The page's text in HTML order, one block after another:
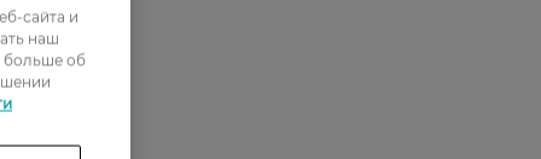
сайта и
наш
больше об